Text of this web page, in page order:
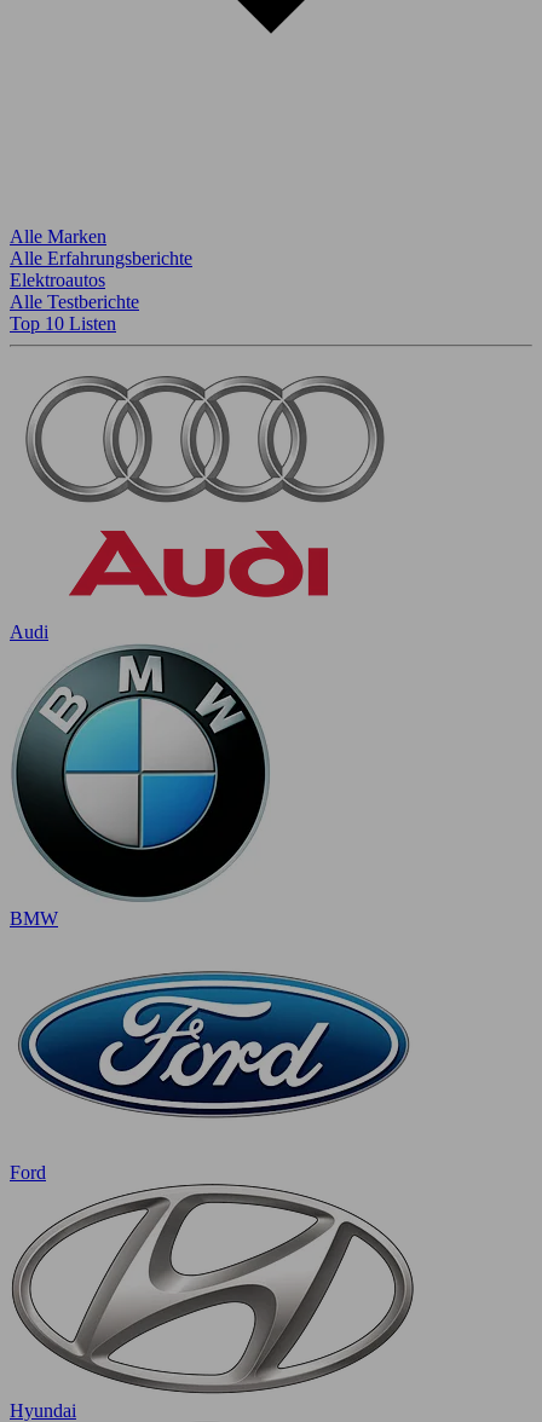
Alle Marken
Alle Erfahrungsberichte
Elektroautos
Alle Testberichte
Top 10 Listen
Audi
BMW
Ford
Hyundai